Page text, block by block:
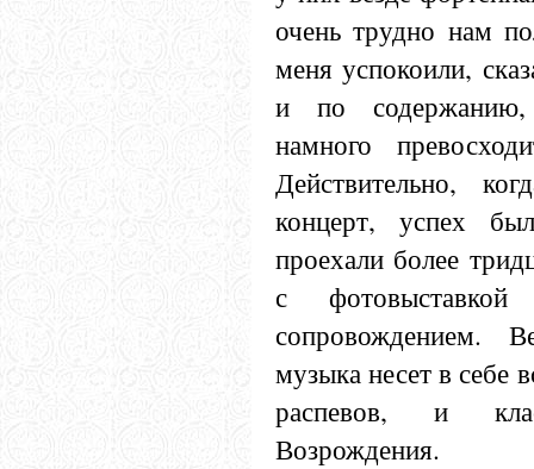
очень трудно нам
меня успокоили,
и по
намного
Действительно,
концерт, успех
проехали более
с
сопровождением.
музыка несет в себе
распевов, и
Возрождения.